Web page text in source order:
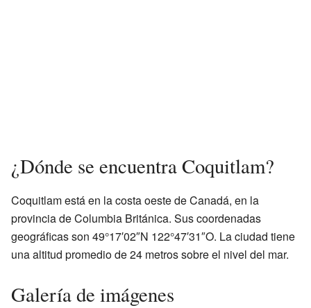
¿Dónde se encuentra Coquitlam?
Coquitlam está en la costa oeste de Canadá, en la
provincia de Columbia Británica. Sus coordenadas
geográficas son 49°17′02″N 122°47′31″O. La ciudad tiene
una altitud promedio de 24 metros sobre el nivel del mar.
Galería de imágenes